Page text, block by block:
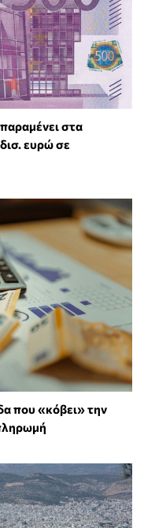
στα
ευρώ σε
που «κόβει» την